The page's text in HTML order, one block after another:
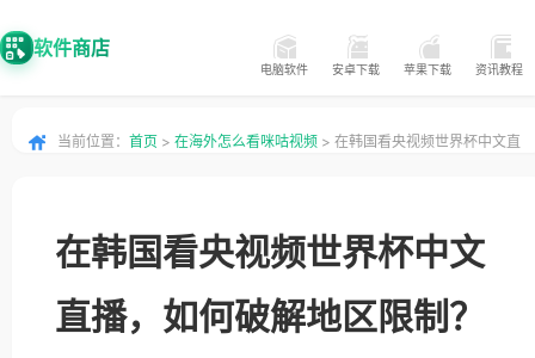
软件商店
电脑软件 安卓下载 苹果下载 资讯教程
当前位置： 首页 > 在海外怎么看咪咕视频 > 在韩国看央视频世界杯中文直
在韩国看央视频世界杯中文
直播，如何破解地区限制？